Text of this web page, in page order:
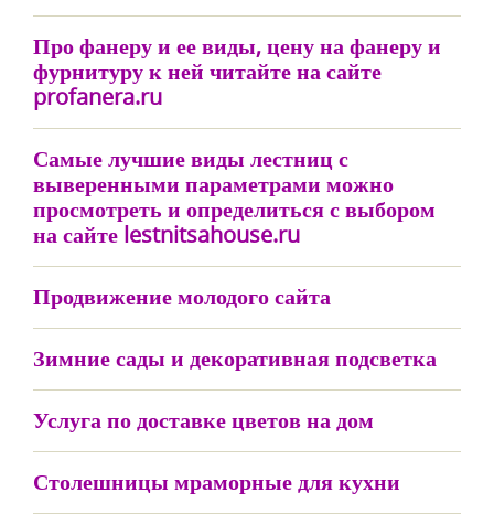
Про фанеру и ее виды, цену на фанеру и
фурнитуру к ней читайте на сайте
profanera.ru
Самые лучшие виды лестниц с
выверенными параметрами можно
просмотреть и определиться с выбором
на сайте lestnitsahouse.ru
Продвижение молодого сайта
Зимние сады и декоративная подсветка
Услуга по доставке цветов на дом
Столешницы мраморные для кухни